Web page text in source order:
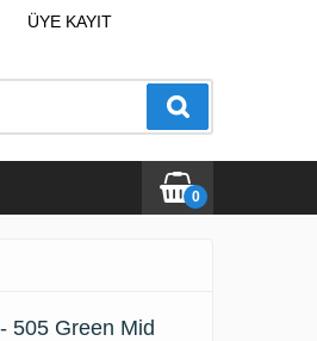
ÜYE KAYIT
0
505 Green Mid